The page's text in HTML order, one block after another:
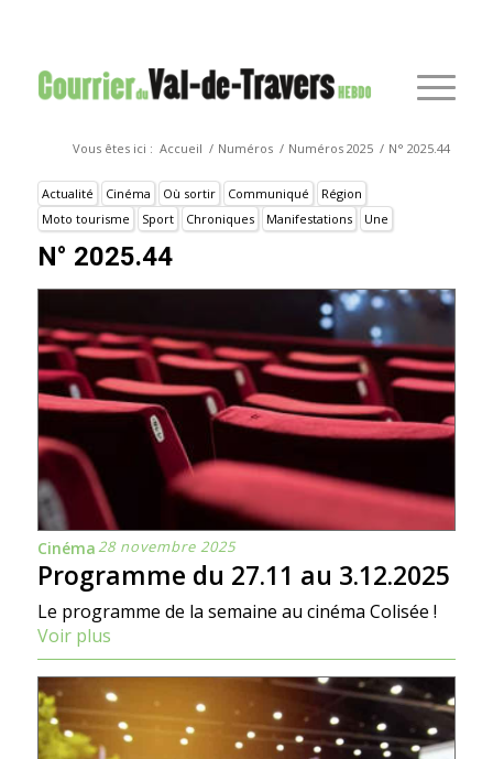
Vous êtes ici : Accueil / Numéros / Numéros 2025 / N° 2025.44
Actualité Cinéma Où sortir Communiqué
Région
Moto tourisme
Sport Chroniques Manifestations Une
N° 2025.44
Cinéma28 novembre 2025
Programme du 27.11 au 3.12.2025
Le programme de la semaine au cinéma Colisée !
Voir plus